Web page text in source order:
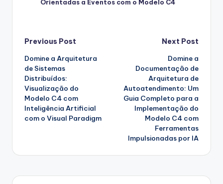
Orientadas a Eventos com o Modelo C4
Post
navigation
Previous Post
Domine a Arquitetura
de Sistemas
Distribuídos:
Visualização do
Modelo C4 com
Inteligência Artificial
com o Visual Paradigm
Next Post
Domine a
Documentação de
Arquitetura de
Autoatendimento: Um
Guia Completo para a
Implementação do
Modelo C4 com
Ferramentas
Impulsionadas por IA